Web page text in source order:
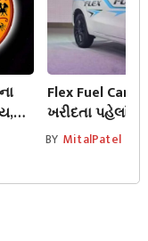
Flex Fuel Cars
ખરીદતા પહેલાં
આ ગાડીઓ કેટલી
BY MitalPatel